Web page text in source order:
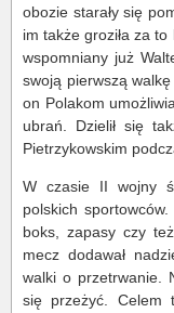
obozie starały się
im także groziła za
wspomniany już
swoją pierwszą
on Polakom
ubrań. Dzielił się
Pietrzykowskim
W czasie II wojny
polskich
boks, zapasy czy
mecz dodawał
walki o przetrwanie.
się przeżyć. Celem